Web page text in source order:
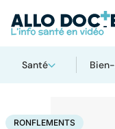
Santé
Accueil SantéRonflements
RONFLEMENTS